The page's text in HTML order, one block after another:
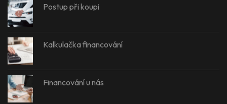
Postup při koupi
Kalkulačka financování
Financování u nás